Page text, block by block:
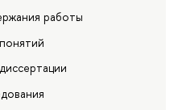
работы